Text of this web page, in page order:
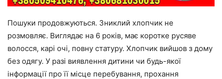
Пошуки продовжуються. Зниклий хлопчик не
розмовляє. Виглядає на 6 років, має коротке русяве
волосся, карі очі, повну статуру. Хлопчик вийшов з дому
без одягу. У разі виявлення дитини чи будь-якої
інформації про її місце перебування, прохання